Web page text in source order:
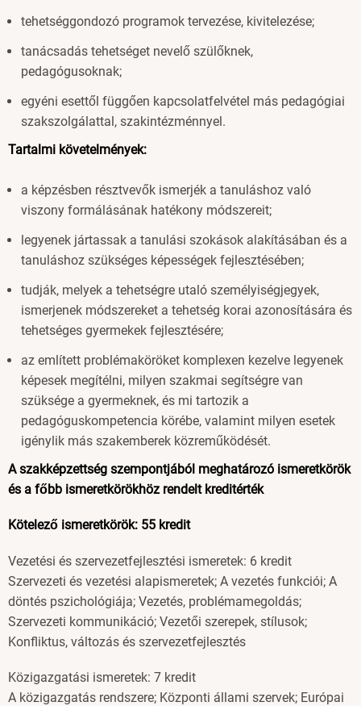
tehetséggondozó programok tervezése, kivitelezése;
tanácsadás tehetséget nevelő szülőknek,
pedagógusoknak;
egyéni esettől függően kapcsolatfelvétel más pedagógiai
szakszolgálattal, szakintézménnyel.
Tartalmi követelmények:
a képzésben résztvevők ismerjék a tanuláshoz való
viszony formálásának hatékony módszereit;
legyenek jártassak a tanulási szokások alakításában és a
tanuláshoz szükséges képességek fejlesztésében;
tudják, melyek a tehetségre utaló személyiségjegyek,
ismerjenek módszereket a tehetség korai azonosítására és
tehetséges gyermekek fejlesztésére;
az említett problémaköröket komplexen kezelve legyenek
képesek megítélni, milyen szakmai segítségre van
szüksége a gyermeknek, és mi tartozik a
pedagóguskompetencia körébe, valamint milyen esetek
igénylik más szakemberek közreműködését.
A szakképzettség szempontjából meghatározó ismeretkörök
és a főbb ismeretkörökhöz rendelt kreditérték
Kötelező ismeretkörök: 55 kredit
Vezetési és szervezetfejlesztési ismeretek: 6 kredit
Szervezeti és vezetési alapismeretek; A vezetés funkciói; A
döntés pszichológiája; Vezetés, problémamegoldás;
Szervezeti kommunikáció; Vezetői szerepek, stílusok;
Konfliktus, változás és szervezetfejlesztés
Közigazgatási ismeretek: 7 kredit
A közigazgatás rendszere; Központi állami szervek; Európai